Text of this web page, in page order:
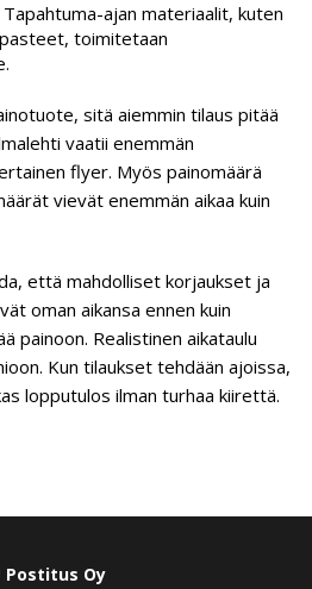
ajan materiaalit, kuten
toimitetaan
sitä aiemmin tilaus pitää
vaatii enemmän
flyer. Myös painomäärä
vievät enemmän aikaa kuin
että mahdolliset korjaukset ja
oman aikansa ennen kuin
painoon. Realistinen aikataulu
Kun tilaukset tehdään ajoissa,
lopputulos ilman turhaa kiirettä.
Postitus Oy